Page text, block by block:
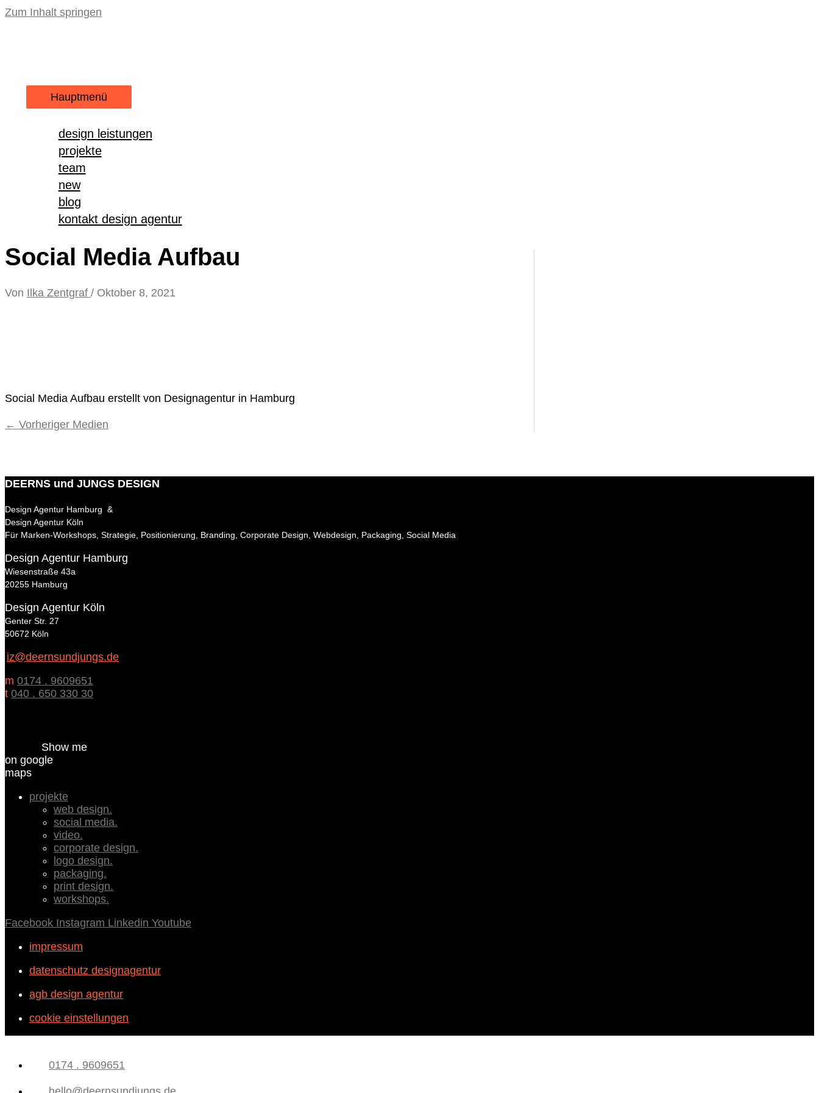
Zum Inhalt springen
Hauptmenü
design leistungen
projekte
team
new
blog
kontakt design agentur
Social Media Aufbau
Von Ilka Zentgraf / Oktober 8, 2021
Social Media Aufbau erstellt von Designagentur in Hamburg
← Vorheriger Medien
DEERNS und JUNGS DESIGN
Design Agentur Hamburg &
Design Agentur Köln
Für Marken-Workshops, Strategie, Positionierung, Branding, Corporate Design, Webdesign, Packaging, Social Media
Design Agentur Hamburg
Wiesenstraße 43a
20255 Hamburg
Design Agentur Köln
Genter Str. 27
50672 Köln
iz@deernsundjungs.de
m 0174 . 9609651
t 040 . 650 330 30
Show me
on google
maps
projekte
web design.
social media.
video.
corporate design.
logo design.
packaging.
print design.
workshops.
Facebook Instagram Linkedin Youtube
impressum
datenschutz designagentur
agb design agentur
cookie einstellungen
0174 . 9609651